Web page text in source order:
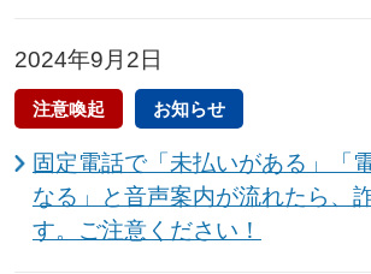
2024年9月2日
注意喚起 お知らせ
固定電話で「未払いがある」「
なる」と音声案内が流れたら、
す。ご注意ください！